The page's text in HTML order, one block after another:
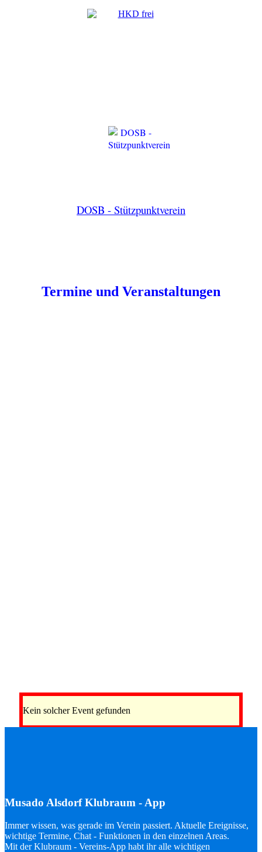
DOSB - Stützpunktverein
Termine und Veranstaltungen
Kein solcher Event gefunden
Musado Alsdorf Klubraum - App
Immer wissen, was gerade im Verein passiert. Aktuelle Ereignisse,
wichtige Termine, Chat - Funktionen in den einzelnen Areas.
Mit der Klubraum - Vereins-App habt ihr alle wichtigen